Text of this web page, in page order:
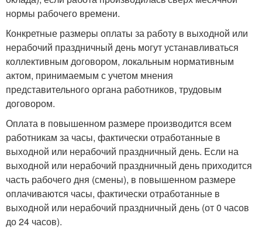
нормы рабочего времени.
Конкретные размеры оплаты за работу в выходной или
нерабочий праздничный день могут устанавливаться
коллективным договором, локальным нормативным
актом, принимаемым с учетом мнения
представительного органа работников, трудовым
договором.
Оплата в повышенном размере производится всем
работникам за часы, фактически отработанные в
выходной или нерабочий праздничный день. Если на
выходной или нерабочий праздничный день приходится
часть рабочего дня (смены), в повышенном размере
оплачиваются часы, фактически отработанные в
выходной или нерабочий праздничный день (от 0 часов
до 24 часов).